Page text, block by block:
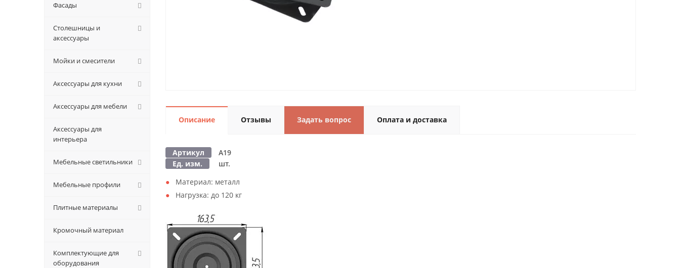
Описание Отзывы Задать вопрос Оплата и доставка
Артикул
A19
Ед. изм.
шт.
Материал: металл
Нагрузка: до 120 кг
Фасады
Столешницы и
аксессуары
Мойки и смесители
Аксессуары для кухни
Аксессуары для мебели
Аксессуары для
интерьера
Мебельные светильники
Мебельные профили
Плитные материалы
Кромочный материал
Комплектующие для
оборудования